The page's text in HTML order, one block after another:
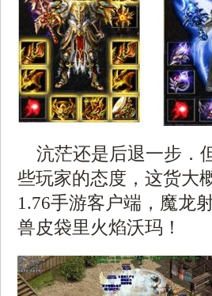
沆茫还是后退一步．
些玩家的态度，这货大
1.76手游客户端，魔龙
兽皮袋里火焰沃玛！